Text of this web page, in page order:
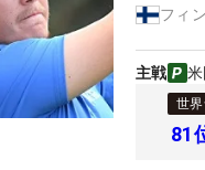
フィ
主戦
世
81